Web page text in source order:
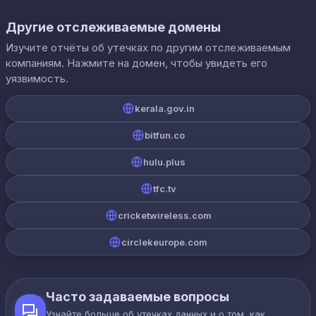
Другие отслеживаемые домены
Изучите отчёты об утечках по другим отслеживаемым
компаниям. Нажмите на домен, чтобы увидеть его
уязвимость.
kerala.gov.in
bitfun.co
hulu.plus
tfc.tv
cricketwireless.com
circlekeurope.com
Часто задаваемые вопросы